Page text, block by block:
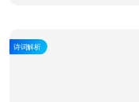
诗词解析